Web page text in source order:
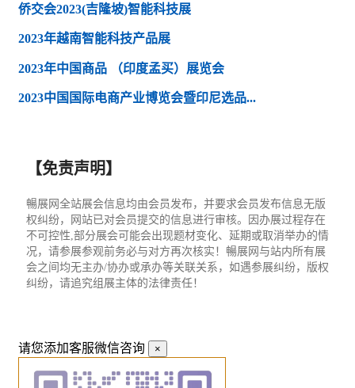
侨交会2023(吉隆坡)智能科技展
2023年越南智能科技产品展
2023年中国商品 （印度孟买）展览会
2023中国国际电商产业博览会暨印尼选品...
【免责声明】
暢展网全站展会信息均由会员发布，并要求会员发布信息无版
权纠纷，网站已对会员提交的信息进行审核。因办展过程存在
不可控性,部分展会可能会出现题材变化、延期或取消举办的情
况，请参展参观前务必与对方再次核实！暢展网与站内所有展
会之间均无主办/协办或承办等关联关系，如遇参展纠纷，版权
纠纷，请追究组展主体的法律责任！
请您添加客服微信咨询 ×